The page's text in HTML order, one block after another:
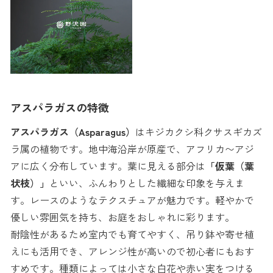
アスパラガスの特徴
アスパラガス（Asparagus） はキジカクシ科クサスギカズ
ラ属の植物です。地中海沿岸が原産で、アフリカ〜アジ
アに広く分布しています。葉に見える部分は 「仮葉（葉
状枝）」 といい、ふんわりとした繊細な印象を与えま
す。レースのようなテクスチュアが魅力です。軽やかで
優しい雰囲気を持ち、お庭をおしゃれに彩ります。
耐陰性があるため室内でも育てやすく、吊り鉢や寄せ植
えにも活用でき、アレンジ性が高いので初心者にもおす
すめです。種類によっては小さな白花や赤い実をつける